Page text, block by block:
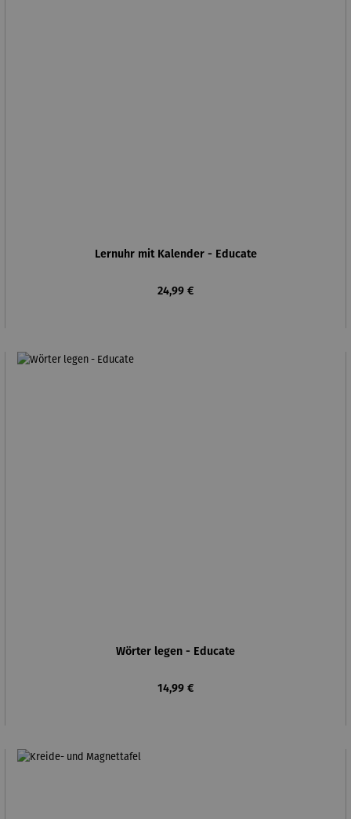
Lernuhr mit Kalender - Educate
Regulärer Preis:
24,99 €
Wörter legen - Educate
Regulärer Preis:
14,99 €